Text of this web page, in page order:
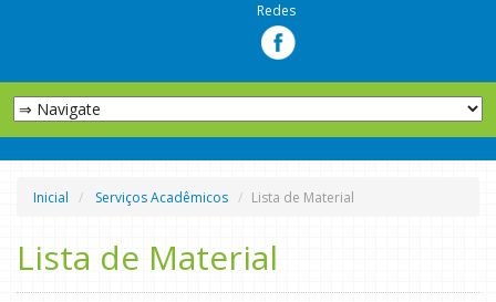
Redes
Inicial Serviços Acadêmicos Lista de Material
Lista de Material